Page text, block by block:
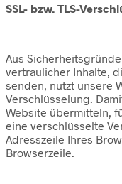
SSL- bzw. TLS-
Aus
vertraulicher Inhalte,
senden, nutzt unsere
Verschlüsselung.
Website übermitteln,
eine verschlüsselte
Adresszeile Ihres
Browserzeile.